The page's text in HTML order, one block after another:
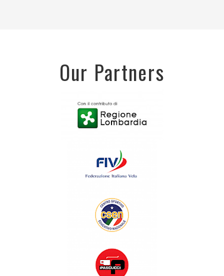
Our Partners